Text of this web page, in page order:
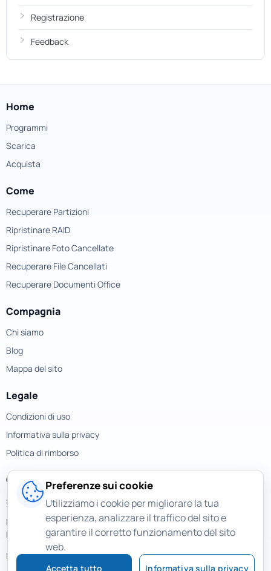
Registrazione
Feedback
Home
Programmi
Scarica
Acquista
Come
Recuperare Partizioni
Ripristinare RAID
Ripristinare Foto Cancellate
Recuperare File Cancellati
Recuperare Documenti Office
Compagnia
Chi siamo
Blog
Mappa del sito
Legale
Condizioni di uso
Informativa sulla privacy
Politica di rimborso
Contatti
support@magicuneraser.com
Piazza della Repubblica, 32
Milano, Italy
Più contatti >
Preferenze sui cookie
Utilizziamo i cookie per migliorare la tua
esperienza, analizzare il traffico del sito e
garantire il corretto funzionamento del sito
web.
Accetta tutto Informativa sulla privacy